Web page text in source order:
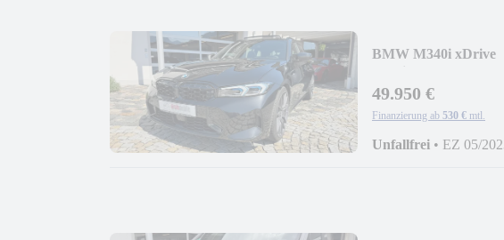
BMW M340i xDrive
49.950 €
Finanzierung ab 530 € mtl.
Unfallfrei • EZ 05/